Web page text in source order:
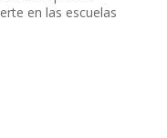
en las escuelas